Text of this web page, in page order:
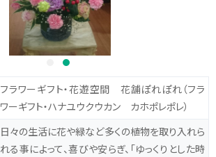
フラワーギフト・花遊空間 花舗ぽれぽれ （フラ
ワーギフト・ハナユウクウカン カホポレポレ）
日々の生活に花や緑など多くの植物を取り入れら
れる事によって、喜びや安らぎ、「ゆっくりとした時